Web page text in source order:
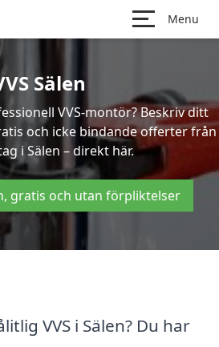
Menu
Sälen
VVS-montör? Beskriv ditt
och icke bindande offerter från
i Sälen – direkt här.
gratis och utan förpliktelser
VVS i Sälen? Du har